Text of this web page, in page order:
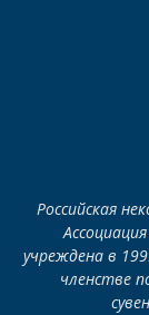
Российская
учреждена в
членстве